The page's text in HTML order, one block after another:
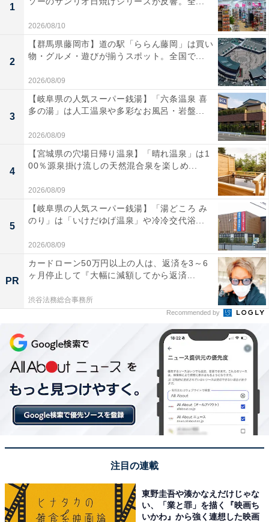
1
2026/08/10
2
【群馬県藤岡市】道の駅「ららん藤岡」は買い
物・グルメ・遊びが揃うスポット。全国で...
2026/08/09
3
【岐阜県の人気スーパー銭湯】「六条温泉 喜
多の湯」は人工温泉や多彩なお風呂・岩盤...
2026/08/09
4
【宮城県の穴場日帰り温泉】「晴れ温泉」は1
00％源泉掛け流しの天然混合泉を楽しめ...
2026/08/09
5
【岐阜県の人気スーパー銭湯】「湯どころ み
のり」は「いけだゆげ温泉」や冷冷交代浴...
2026/08/09
PR
カードローン50万円以上の人は、返済を3～6
ヶ月停止して『大幅に減額してから返済...
渋谷法務総合事務所
Recommended by
注目の連載
東野圭吾や湊かなえだけじゃな
い、「業と罪」を描く『映画ち
いかわ』から強く連想した映画